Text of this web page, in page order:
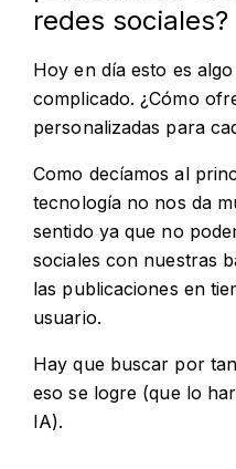
redes sociales?
Hoy en día esto es
complicado. ¿Cómo
personalizadas para
Como decíamos al
tecnología no nos da
sentido ya que no
sociales con nuestras
las publicaciones en
usuario.
Hay que buscar por
eso se logre (que lo
IA).